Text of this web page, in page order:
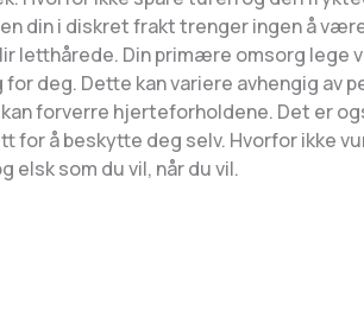
din i diskret frakt trenger ingen å
letthårede. Din primære omsorg lege
deg. Dette kan variere avhengig av
forverre hjerteforholdene. Det er
for å beskytte deg selv. Hvorfor ikke
elsk som du vil, når du vil.